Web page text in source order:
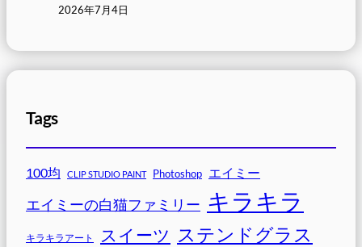
2026年7月4日
Tags
100均 CLIP STUDIO PAINT Photoshop エイミー
エイミーの白猫ファミリー キラキラ
キラキラアート スイーツ ステンドグラス